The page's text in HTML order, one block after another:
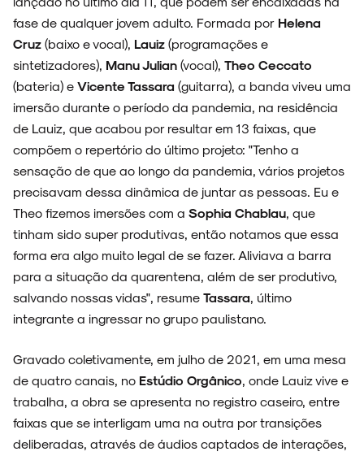
ARQUIVO
fase de qualquer jovem adulto. Formada por Helena
Cruz (baixo e vocal), Lauiz (programações e
sintetizadores), Manu Julian (vocal), Theo Ceccato
(bateria) e Vicente Tassara (guitarra), a banda viveu uma
imersão durante o período da pandemia, na residência
de Lauiz, que acabou por resultar em 13 faixas, que
compõem o repertório do último projeto: "Tenho a
sensação de que ao longo da pandemia, vários projetos
precisavam dessa dinâmica de juntar as pessoas. Eu e
Theo fizemos imersões com a Sophia Chablau, que
tinham sido super produtivas, então notamos que essa
forma era algo muito legal de se fazer. Aliviava a barra
para a situação da quarentena, além de ser produtivo,
salvando nossas vidas", resume Tassara, último
integrante a ingressar no grupo paulistano.
Gravado coletivamente, em julho de 2021, em uma mesa
de quatro canais, no Estúdio Orgânico, onde Lauiz vive e
trabalha, a obra se apresenta no registro caseiro, entre
faixas que se interligam uma na outra por transições
deliberadas, através de áudios captados de interações,